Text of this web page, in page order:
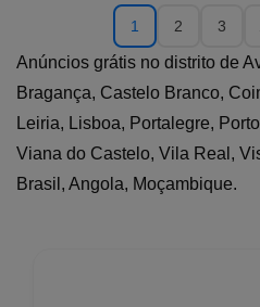
1 2 3
Anúncios grátis no distrito de
Bragança, Castelo Branco,
Leiria, Lisboa, Portalegre,
Viana do Castelo, Vila Real,
Brasil, Angola, Moçambique.